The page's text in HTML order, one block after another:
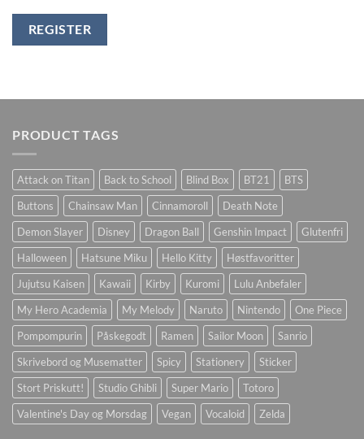
REGISTER
PRODUCT TAGS
Attack on Titan Back to School Blind Box BT21
BTS
Buttons
Chainsaw Man Cinnamoroll
Death Note
Demon Slayer
Disney Dragon Ball Genshin Impact
Glutenfri
Halloween
Hatsune Miku Hello Kitty
Høstfavoritter
Jujutsu Kaisen
Kawaii Kirby Kuromi
Lulu Anbefaler
My Hero Academia
My Melody Naruto Nintendo
One Piece
Pompompurin
Påskegodt Ramen Sailor Moon
Sanrio
Skrivebord og Musematter
Spicy Stationery
Sticker
Stort Priskutt!
Studio Ghibli Super Mario
Totoro
Valentine's Day og Morsdag
Vegan Vocaloid Zelda